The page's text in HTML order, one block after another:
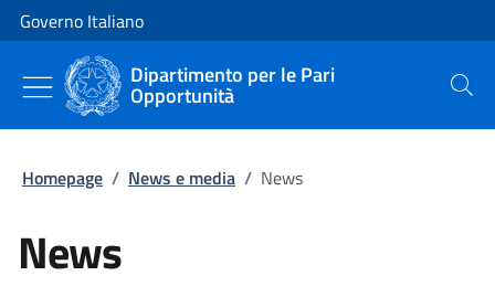
Vai al contenuto
Vai alla navigazione del sito
Governo Italiano
Dipartimento per le Pari
Opportunità Cerca
Homepage / News e media / News
News